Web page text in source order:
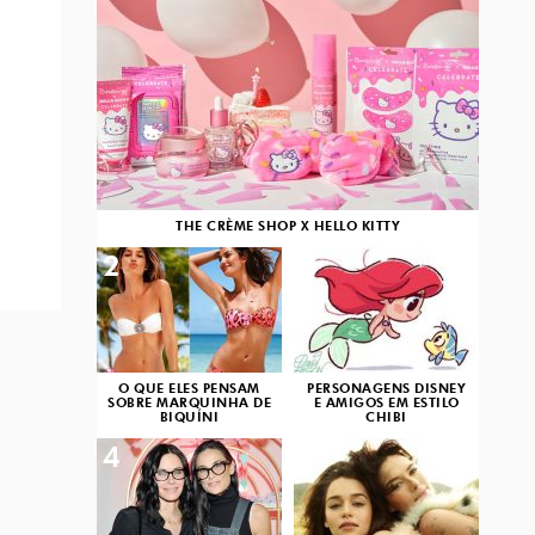
THE CRÈME SHOP X HELLO KITTY
O QUE ELES PENSAM
SOBRE MARQUINHA DE
BIQUÍNI
2
PERSONAGENS DISNEY
E AMIGOS EM ESTILO
CHIBI
3
4